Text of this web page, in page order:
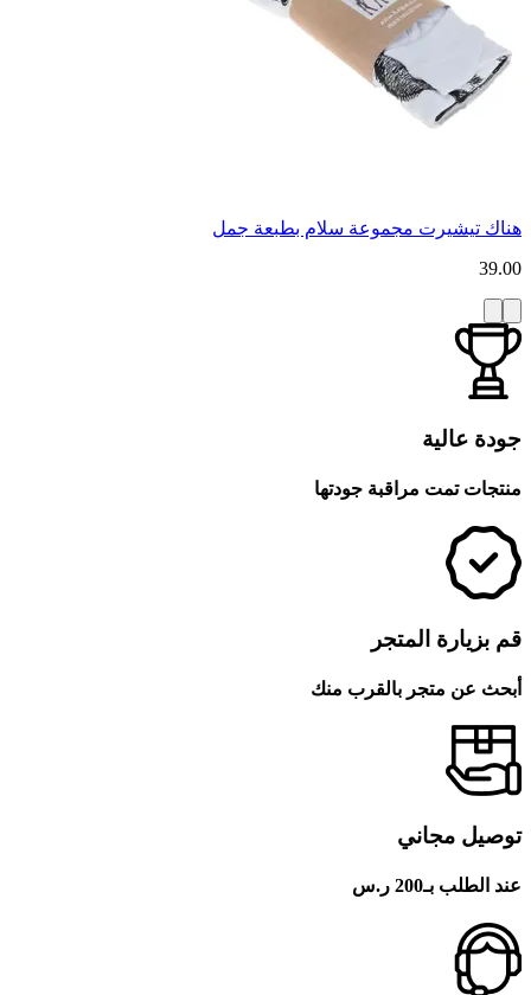
هناك تيشيرت مجموعة سلام بطبعة جمل
39.00
جودة عالية
منتجات تمت مراقبة جودتها
قم بزيارة المتجر
أبحث عن متجر بالقرب منك
توصيل مجاني
عند الطلب بـ200 ر.س